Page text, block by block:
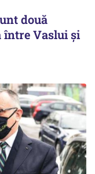
două
între Vaslui şi